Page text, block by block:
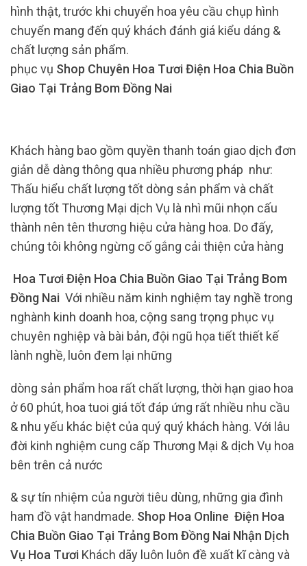
hình thật, trước khi chuyển hoa yêu cầu chụp hình
chuyển mang đến quý khách đánh giá kiểu dáng &
chất lượng sản phẩm.
phục vụ Shop Chuyên Hoa Tươi Điện Hoa Chia Buồn
Giao Tại Trảng Bom Đồng Nai
Khách hàng bao gồm quyền thanh toán giao dịch đơn
giản dễ dàng thông qua nhiều phương pháp như:
Thấu hiểu chất lượng tốt dòng sản phẩm và chất
lượng tốt Thương Mại dịch Vụ là nhì mũi nhọn cấu
thành nên tên thương hiệu cửa hàng hoa. Do đấy,
chúng tôi không ngừng cố gắng cải thiện cửa hàng
Hoa Tươi Điện Hoa Chia Buồn Giao Tại Trảng Bom
Đồng Nai Với nhiều năm kinh nghiệm tay nghề trong
nghành kinh doanh hoa, cộng sang trọng phục vụ
chuyên nghiệp và bài bản, đội ngũ họa tiết thiết kế
lành nghề, luôn đem lại những
dòng sản phẩm hoa rất chất lượng, thời hạn giao hoa
ở 60 phút, hoa tuoi giá tốt đáp ứng rất nhiều nhu cầu
& nhu yếu khác biệt của quý quý khách hàng. Với lâu
đời kinh nghiệm cung cấp Thương Mại & dịch Vụ hoa
bên trên cả nước
& sự tín nhiệm của người tiêu dùng, những gia đình
ham đồ vật handmade. Shop Hoa Online Điện Hoa
Chia Buồn Giao Tại Trảng Bom Đồng Nai Nhận Dịch
Vụ Hoa Tươi Khách dãy luôn luôn đề xuất kĩ càng và